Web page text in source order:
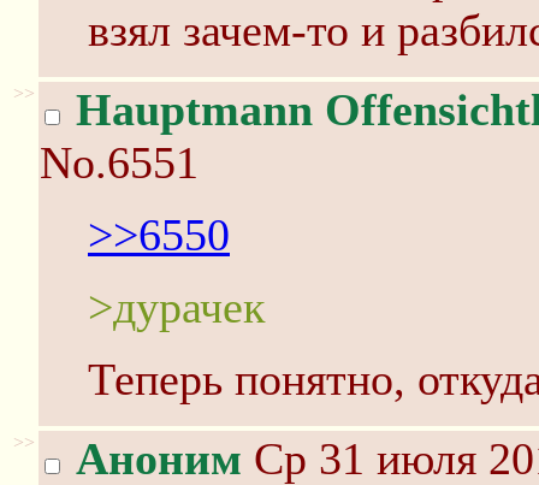
взял зачем-то и
>>
Hauptmann
No.6551
>>6550
>дурачек
Теперь понятно,
>> Аноним Ср 31 июля